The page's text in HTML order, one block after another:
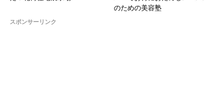
のための美容塾
スポンサーリンク